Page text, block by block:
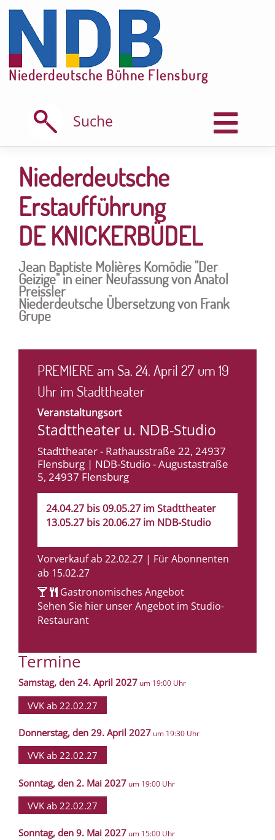
Skip
content
Niederdeutsche Bühne Flensburg
Suche
Niederdeutsche
Erstaufführung
DE KNICKERBÜDEL
Jean Baptiste Molières Komödie "Der
Geizige" in einer Neufassung von Anatol
Preissler
Niederdeutsche Übersetzung von Frank
Grupe
PREMIERE am Sa. 24. April 27 um 19
Uhr im Stadttheater
Veranstaltungsort
Stadttheater u. NDB-Studio
Stadttheater - Rathausstraße 22, 24937
Flensburg | NDB-Studio - Augustastraße
5, 24937 Flensburg
24.04.27 bis 09.05.27 im Stadttheater
13.05.27 bis 20.06.27 im NDB-Studio
Vorverkauf ab 22.02.27 | Für Abonnenten
ab 15.02.27
Gastronomisches Angebot
Sehen Sie hier unser Angebot im Studio-
Restaurant
Termine
Samstag, den 24. April 2027 um 19:00 Uhr
VVK ab 22.02.27
Donnerstag, den 29. April 2027 um 19:30 Uhr
VVK ab 22.02.27
Sonntag, den 2. Mai 2027 um 19:00 Uhr
VVK ab 22.02.27
Sonntag, den 9. Mai 2027 um 15:00 Uhr